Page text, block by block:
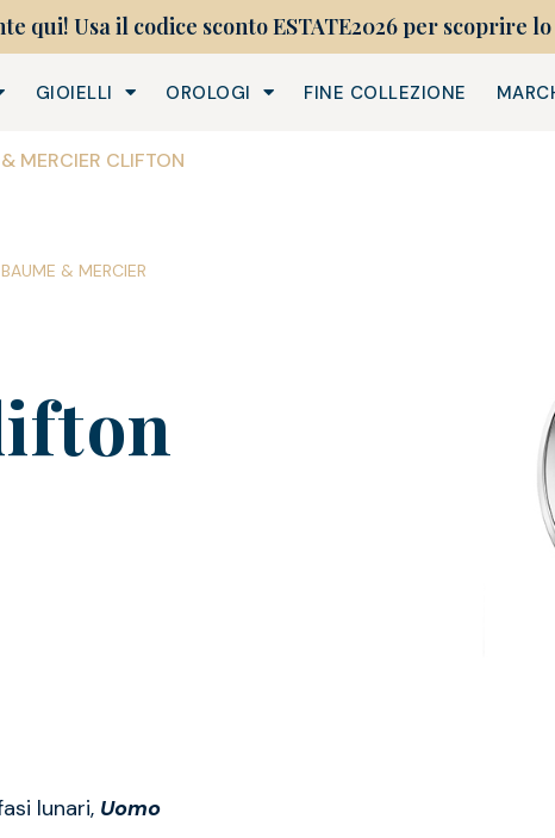
qui! Usa il codice sconto ESTATE2026 per scoprire
GIOIELLI OROLOGI FINE COLLEZIONE
MERCIER CLIFTON
BAUME & MERCIER
lunari, Uomo